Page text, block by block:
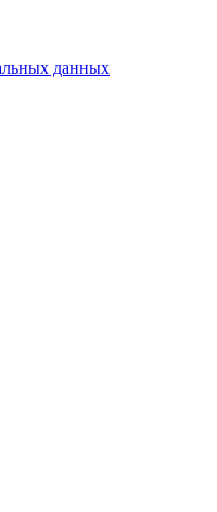
данных